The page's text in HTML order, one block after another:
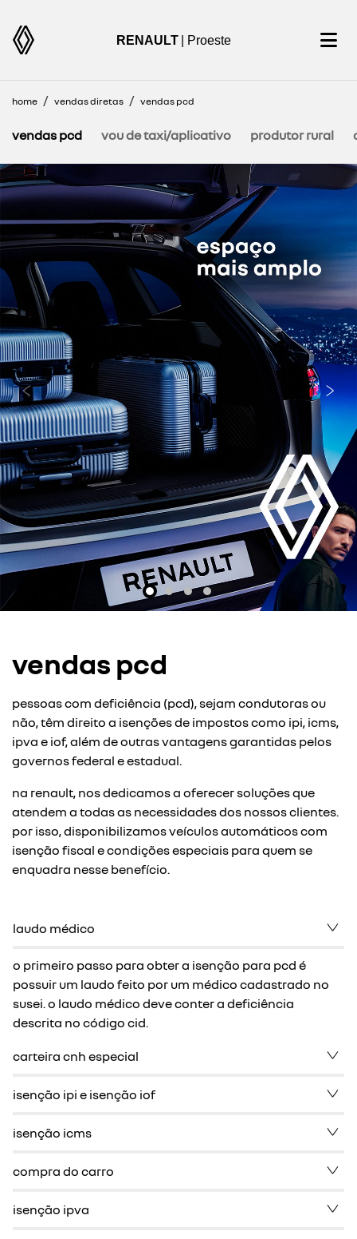
RENAULT | Proeste
home vendas diretas vendas pcd
vendas pcd vou de taxi/aplicativo produtor rural
templates.template-
vendas pcd
pessoas com deficiência (pcd), sejam condutoras ou
não, têm direito a isenções de impostos como ipi, icms,
ipva e iof, além de outras vantagens garantidas pelos
governos federal e estadual.
na renault, nos dedicamos a oferecer soluções que
atendem a todas as necessidades dos nossos clientes.
por isso, disponibilizamos veículos automáticos com
isenção fiscal e condições especiais para quem se
enquadra nesse benefício.
laudo médico
o primeiro passo para obter a isenção para pcd é
possuir um laudo feito por um médico cadastrado no
susei. o laudo médico deve conter a deficiência
descrita no código cid.
carteira cnh especial
isenção ipi e isenção iof
isenção icms
compra do carro
isenção ipva